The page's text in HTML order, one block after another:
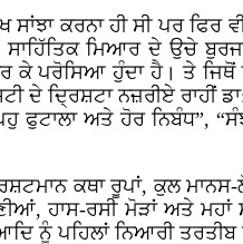
ਸਾਂਝਾ ਕਰਨਾ ਹੀ ਸੀ ਪਰ
ਮਿਆਰ ਦੇ ਉਚੇ
ਪਰੋਸਿਆ ਹੁੰਦਾ ਹੈ। ਤੇ ਜਿਥੋਂ
ਦੇ ਦ੍ਰਿਸ਼ਟਾ ਨਜ਼ਰੀਏ ਰਾਹੀਂ
ਫੁਟਾਲਾ ਅਤੇ ਹੋਰ ਨਿਬੰਧ”,
ਕਥਾ ਰੂਪਾਂ, ਕੁਲ
ਹਾਸ-ਰਸੀ ਮੋੜਾਂ ਅਤੇ
ਨੂੰ ਪਹਿਲਾਂ ਨਿਆਰੀ